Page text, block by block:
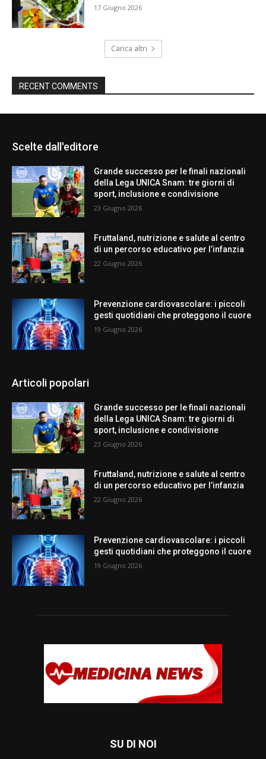
17 Giugno 2026
Carica altri
RECENT COMMENTS
Scelte dall'editore
Grande successo per le finali nazionali
della Lega UNICA Snam: tre giorni di
sport, inclusione e condivisione
23 Giugno 2026
Fruttaland, nutrizione e salute al centro
di un percorso educativo per l’infanzia
22 Giugno 2026
Prevenzione cardiovascolare: i piccoli
gesti quotidiani che proteggono il cuore
19 Giugno 2026
Articoli popolari
Grande successo per le finali nazionali
della Lega UNICA Snam: tre giorni di
sport, inclusione e condivisione
23 Giugno 2026
Fruttaland, nutrizione e salute al centro
di un percorso educativo per l’infanzia
22 Giugno 2026
Prevenzione cardiovascolare: i piccoli
gesti quotidiani che proteggono il cuore
19 Giugno 2026
SU DI NOI